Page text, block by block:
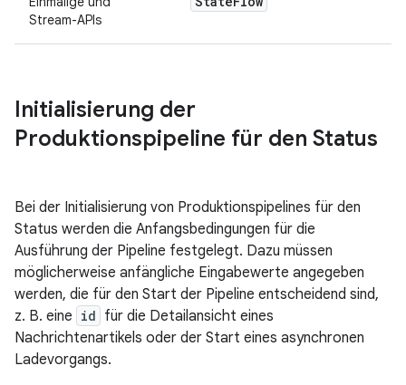
Stream-APIs
Initialisierung der
Produktionspipeline für den Status
Bei der Initialisierung von Produktionspipelines für den
Status werden die Anfangsbedingungen für die
Ausführung der Pipeline festgelegt. Dazu müssen
möglicherweise anfängliche Eingabewerte angegeben
werden, die für den Start der Pipeline entscheidend sind,
z. B. eine id für die Detailansicht eines
Nachrichtenartikels oder der Start eines asynchronen
Ladevorgangs.